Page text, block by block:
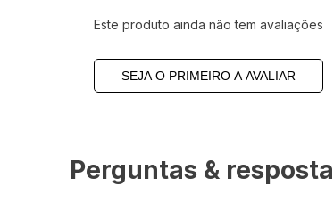
Este produto ainda não tem avaliações
SEJA O PRIMEIRO A AVALIAR
Perguntas &